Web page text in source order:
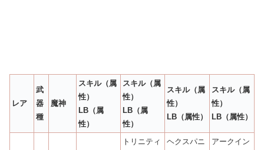
レア
武
器
種
魔神
スキル（属
性）
LB（属
性）
スキル（属
性）
LB（属
性）
スキル（属
性）
LB（属性）
スキル（属
性）
LB（属性）
トリニティ
ヘクスパニ
アークイン